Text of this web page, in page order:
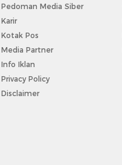
Pedoman Media Siber
Karir
Kotak Pos
Media Partner
Info Iklan
Privacy Policy
Disclaimer